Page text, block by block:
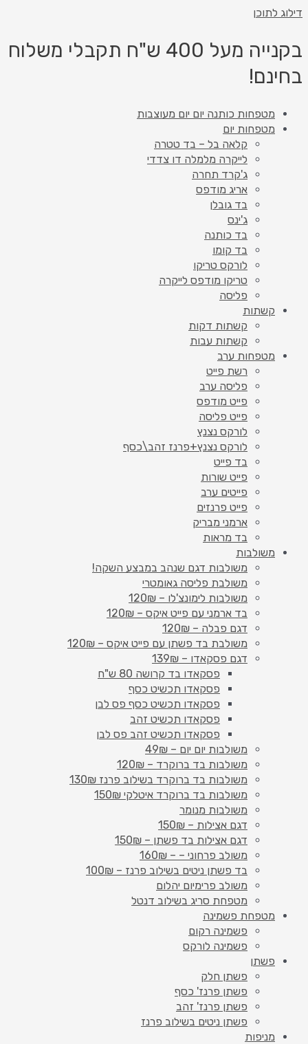
דילוג לתוכן
בקנייה מעל 400 ש"ח תקבלי משלוח
בחינם!
מטפחות כותנה יום יום מעוצבות
מטפחות יום
קלאה בל – בד טטרה
לייקרה מלמלה דו צדדי
ג'קרד תחרה
אריג מודפס
בד גובלן
ג'ינס
בד כותנה
בד קומו
לורקס טריקו
טריקו מודפס לייקרה
פליסה
קשתות
קשתות דקות
קשתות עבות
מטפחות ערב
רשת פייט
פליסה ערב
פייט מודפס
פייט פליסה
לורקס נצנץ
לורקס נצנץ+פרנז זהב\כסף
בד פייט
פייט שורות
פייטים ערב
פייט פרנזים
ארמני מבריק
בד מראות
משולבות
משולבות דגם שנהב במבצע השקה!
משולבת פליסה גאומטרי
משולבות לימונצ'לו – 120₪
בד ארמני עם פייט איקס – 120₪
דגם פבלה – 120₪
משולבת בד פשתן עם פייט איקס – 120₪
דגם פסקאדו – 139₪
פסקאדו בד קרושה 80 ש"ח
פסקאדו תכשיט כסף
פסקאדו תכשיט כסף פס לבן
פסקאדו תכשיט זהב
פסקאדו תכשיט זהב פס לבן
משולבות יום יום – 49₪
משולבות בד ברוקרד – 120₪
משולבות בד ברוקרד בשילוב פרנז 130₪
משולבות בד ברוקרד איטלקי 150₪
משולבות מנומר
דגם אצילות – 150₪
דגם אצילות בד פשתן – 150₪
משולב פרחוני – – 160₪
בד פשתן ניטים בשילוב פרנז – 100₪
משולב פרימיום יהלום
מטפחת סריג בשילוב דנטל
מטפחת פשמינה
פשמינה רקום
פשמינה לורקס
פשתן
פשתן חלק
פשתן פרנז' כסף
פשתן פרנז' זהב
פשתן ניטים בשילוב פרנז
מניפות